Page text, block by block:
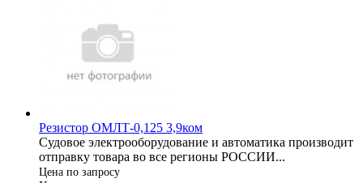
Резистор ОМЛТ-0,125 3,9ком
Судовое электрооборудование и автоматика производит
отправку товара во все регионы РОССИИ...
Цена по запросу